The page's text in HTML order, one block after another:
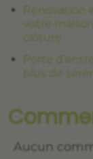
Rénovation
votre
clôture
Porte
plus de
Aucun